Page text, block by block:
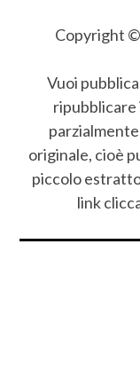
Copyright
Vuoi
ripubblicare
originale, cioè
piccolo
link